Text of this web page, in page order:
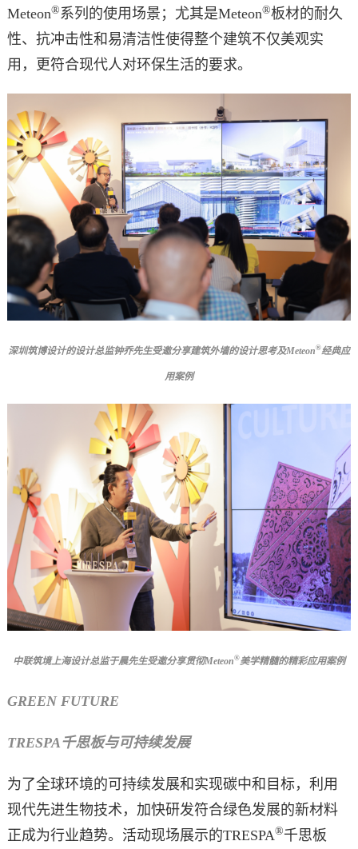
Meteon®系列的使用场景；尤其是Meteon®板材的耐久
性、抗冲击性和易清洁性使得整个建筑不仅美观实
用，更符合现代人对环保生活的要求。
深圳筑博设计的设计总监钟乔先生受邀分享建筑外墙的设计思考及Meteon®经典应
用案例
中联筑境上海设计总监于晨先生受邀分享贯彻Meteon®美学精髓的精彩应用案例
GREEN FUTURE
TRESPA 千思板与可持续发展
为了全球环境的可持续发展和实现碳中和目标，利用
现代先进生物技术，加快研发符合绿色发展的新材料
正成为行业趋势。活动现场展示的TRESPA®千思板